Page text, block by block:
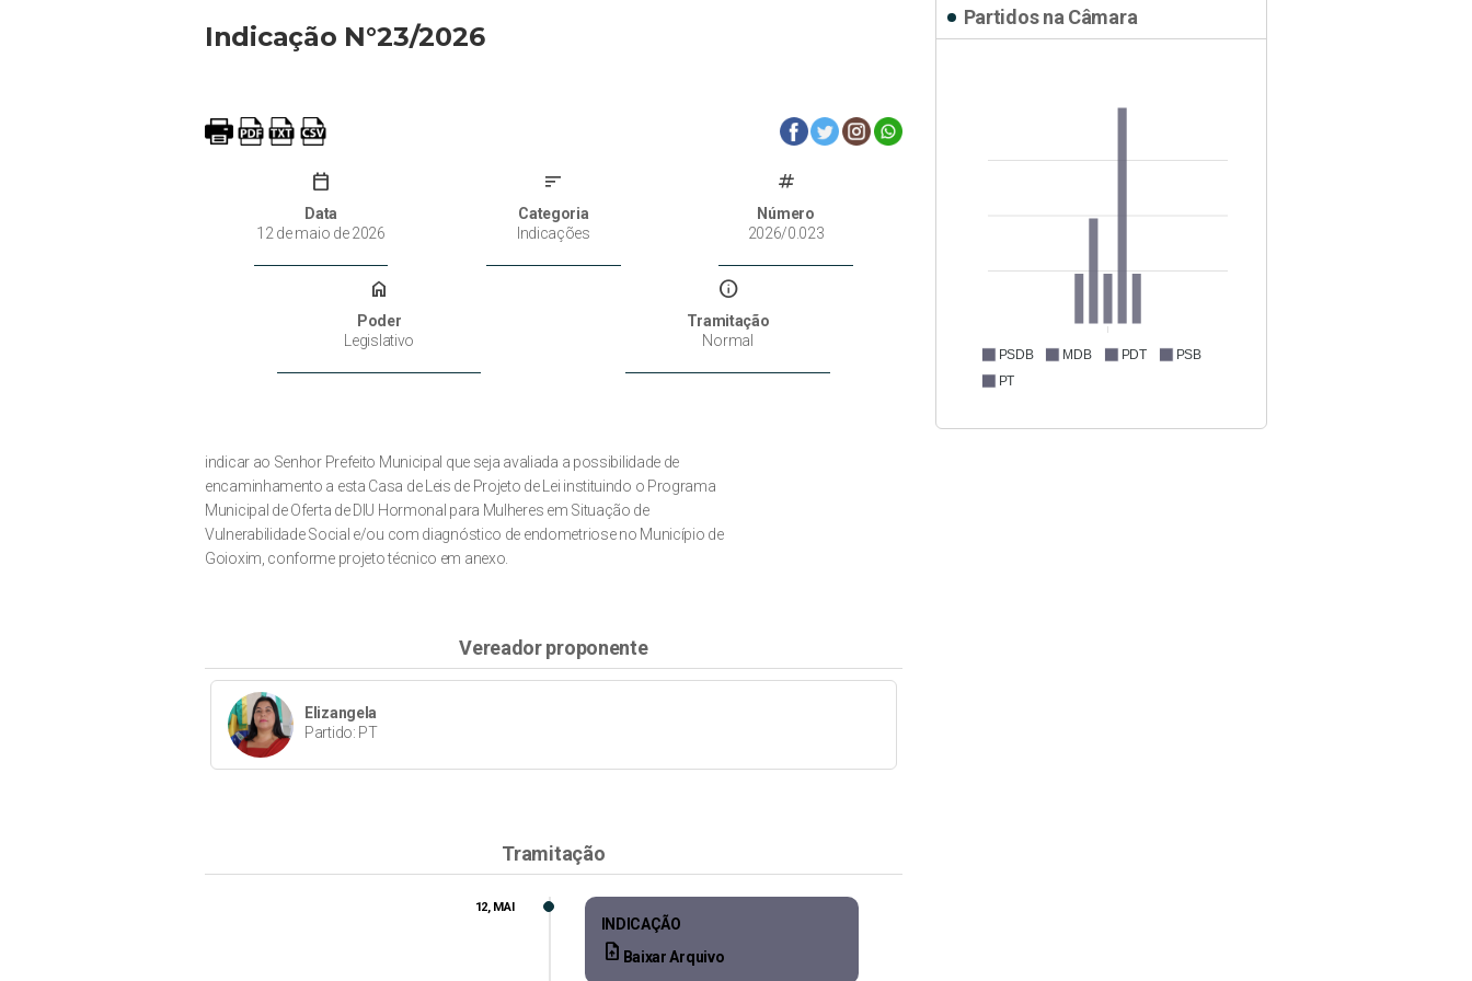
Indicação N°23/2026
calendar_today
Data
12 de maio de 2026
sort
Categoria
Indicações
tag
Número
2026/0.023
home
Poder
Legislativo
info
Tramitação
Normal
indicar ao Senhor Prefeito Municipal que seja avaliada a possibilidade de
encaminhamento a esta Casa de Leis de Projeto de Lei instituindo o Programa
Municipal de Oferta de DIU Hormonal para Mulheres em Situação de
Vulnerabilidade Social e/ou com diagnóstico de endometriose no Município de
Goioxim, conforme projeto técnico em anexo.
Vereador proponente
Elizangela
Partido: PT
Tramitação
INDICAÇÃO
upload_file Baixar Arquivo
12, MAI
Partidos na Câmara
PSDB MDB PDT
PSB
PT